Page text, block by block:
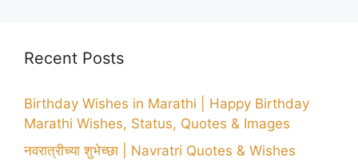
Recent Posts
Birthday Wishes in Marathi | Happy Birthday
Marathi Wishes, Status, Quotes & Images
नवरात्रीच्या शुभेच्छा | Navratri Quotes & Wishes